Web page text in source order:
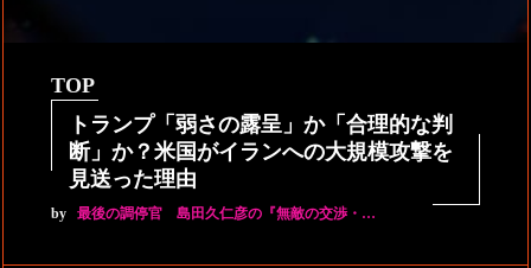
TOP
トランプ「弱さの露呈」か「合理的な判
断」か？米国がイランへの大規模攻撃を
見送った理由
by 最後の調停官 島田久仁彦の『無敵の交渉・…